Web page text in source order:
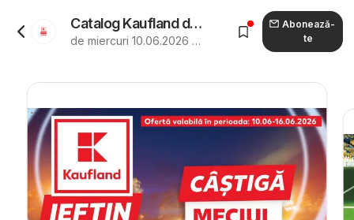
Catalog Kaufland de la 10.06.2026 - Revista "Kaufland Arad"
de miercuri 10.06.2026 până marți 16.06.2026
Abonează-
te